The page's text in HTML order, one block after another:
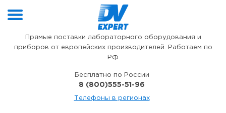
Прямые поставки лабораторного оборудования и
приборов от европейских производителей. Работаем по
РФ
Бесплатно по России
8 (800)555-51-96
Телефоны в регионах